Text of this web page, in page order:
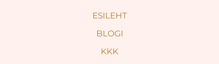
ESILEHT
BLOGI
KKK